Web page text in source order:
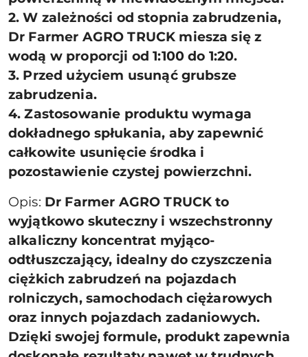
2. W zależności od stopnia zabrudzenia,
Dr Farmer AGRO TRUCK miesza się z
wodą w proporcji od 1:100 do 1:20.
3. Przed użyciem usunąć grubsze
zabrudzenia.
4. Zastosowanie produktu wymaga
dokładnego spłukania, aby zapewnić
całkowite usunięcie środka i
pozostawienie czystej powierzchni.
Opis: Dr Farmer AGRO TRUCK to
wyjątkowo skuteczny i wszechstronny
alkaliczny koncentrat myjąco-
odtłuszczający, idealny do czyszczenia
ciężkich zabrudzeń na pojazdach
rolniczych, samochodach ciężarowych
oraz innych pojazdach zadaniowych.
Dzięki swojej formule, produkt zapewnia